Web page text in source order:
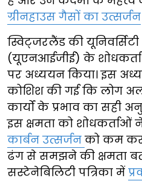
ग्रीनहाउस गैसों का उत्सर्जन
स्विट्जरलैंड की
(यूएनआईजीई) के
पर अध्ययन किया। इस
कोशिश की गई कि लोग
कार्यों के प्रभाव का सही
इस क्षमता को शोधकर्ताओं ने
कार्बन उत्सर्जन को कम
ढंग से समझने की क्षमता
सस्टेनेबिलिटी पत्रिका में